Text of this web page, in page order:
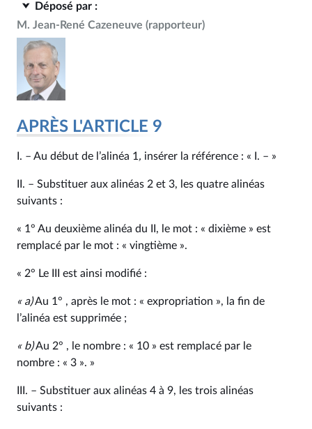
Déposé par :
M. Jean-René Cazeneuve (rapporteur)
APRÈS L'ARTICLE 9
I. – Au début de l’alinéa 1 , insérer la référence : « I. – »
II. – Substituer aux alinéas 2 et 3, les quatre alinéas
suivants :
« 1° Au deuxième alinéa du II, le mot : « dixième » est
remplacé par le mot : « vingtième ».
« 2° Le III est ainsi modifié :
« a)Au 1° , après le mot : « expropriation », la fin de
l’alinéa est supprimée ;
« b)Au 2° , le nombre : « 10 » est remplacé par le
nombre : « 3 ». »
III. – Substituer aux alinéas 4 à 9, les trois alinéas
suivants :